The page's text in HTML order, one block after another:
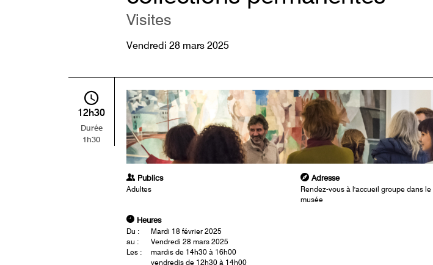
Visites
Vendredi 28 mars 2025
12h30
Durée
1h30
Publics
Adultes
Adresse
Rendez-vous à l'accueil groupe dans le
musée
Heures
Du :
Mardi 18 février 2025
au :
Vendredi 28 mars 2025
Les :
mardis de 14h30 à 16h00
vendredis de 12h30 à 14h00